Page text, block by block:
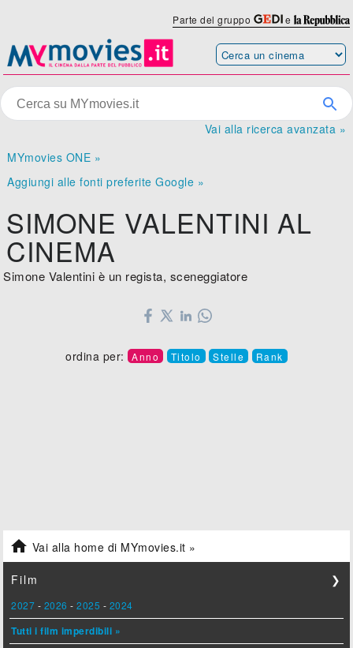
Parte del gruppo e
Vai alla ricerca avanzata »
MYmovies ONE »
Aggiungi alle fonti preferite Google »
SIMONE VALENTINI AL
CINEMA
Simone Valentini è un regista, sceneggiatore
ordina per: Anno Titolo Stelle Rank
 Vai alla home di MYmovies.it »
Film ❯
2027 - 2026 -2025 - 2024
Tutti i film imperdibili »